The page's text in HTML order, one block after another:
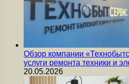
Обзор компании
услуги ремонта техники и
20.05.2026